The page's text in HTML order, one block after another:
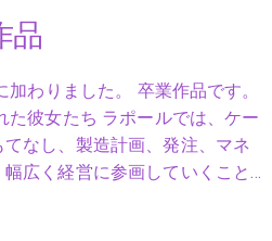
品
わりました。 卒業作品です。
た彼女たち ラポールでは、ケー
なし、製造計画、発注、マネ
広く経営に参画していくこと…